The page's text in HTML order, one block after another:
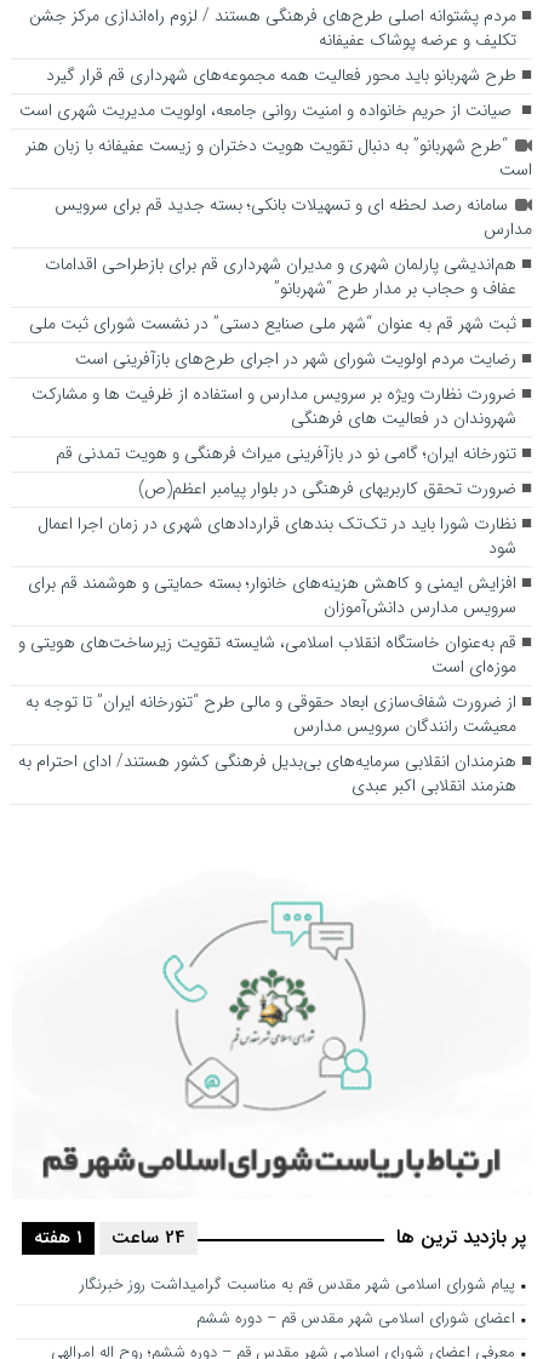
مردم پشتوانه اصلی طرح‌های فرهنگی هستند / لزوم راه‌اندازی مرکز جشن
تکلیف و عرضه پوشاک عفیفانه
طرح شهربانو باید محور فعالیت همه مجموعه‌های شهرداری قم قرار گیرد
صیانت از حریم خانواده و امنیت روانی جامعه، اولویت مدیریت شهری است
“طرح شهربانو” به دنبال تقویت هویت دختران و زیست عفیفانه با زبان هنر
است
سامانه رصد لحظه ای و تسهیلات بانکی؛ بسته جدید قم برای سرویس
مدارس
هم‌اندیشی پارلمان شهری و مدیران شهرداری قم برای بازطراحی اقدامات
عفاف و حجاب بر مدار طرح “شهربانو”
ثبت شهر قم به عنوان “شهر ملی صنایع دستی” در نشست شورای ثبت ملی
رضایت مردم اولویت شورای شهر در اجرای طرح‌های بازآفرینی است
ضرورت نظارت ویژه بر سرویس مدارس و استفاده از ظرفیت ها و مشارکت
شهروندان در فعالیت های فرهنگی
تنورخانه ایران؛ گامی نو در بازآفرینی میراث فرهنگی و هویت تمدنی قم
ضرورت تحقق کاربری­های فرهنگی در بلوار پیامبر اعظم(ص)
نظارت شورا باید در تک‌تک بندهای قراردادهای شهری در زمان اجرا اعمال
شود
افزایش ایمنی و کاهش هزینه‌های خانوار؛ بسته حمایتی و هوشمند قم برای
سرویس مدارس دانش‌آموزان
قم به‌عنوان خاستگاه انقلاب اسلامی، شایسته تقویت زیرساخت‌های هویتی و
موزه‌ای است
از ضرورت شفاف‌سازی ابعاد حقوقی و مالی طرح “تنورخانه ایران” تا توجه به
معیشت رانندگان سرویس مدارس
هنرمندان انقلابی سرمایه‌های بی‌بدیل فرهنگی کشور هستند/ ادای احترام به
هنرمند انقلابی اکبر عبدی
پر بازدید ترین ها 1 هفته 24 ساعت
پیام شورای اسلامی شهر مقدس قم به مناسبت گرامیداشت روز خبرنگار
اعضای شورای اسلامی شهر مقدس قم – دوره ششم
معرفی اعضای شورای اسلامی شهر مقدس قم – دوره ششم؛ روح اله امرالهی